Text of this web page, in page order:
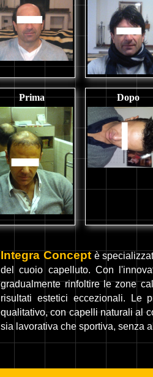
Prima Dopo
Integra Concept è
del cuoio capelluto. Con
gradualmente rinfoltire le zone
risultati estetici eccezionali. Le
qualitativo, con capelli naturali al
sia lavorativa che sportiva, senza